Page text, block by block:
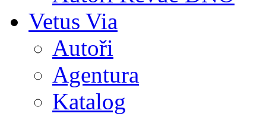
Vetus Via
Autoři
Agentura
Katalog